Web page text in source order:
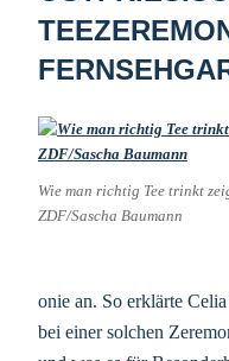
Wie man richtig Tee trinkt
ZDF/Sascha Baumann
onie an. So erklärte
bei einer solchen